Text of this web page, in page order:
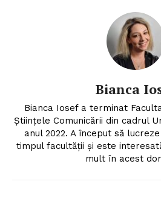
Bianca
Bianca Iosef a terminat
Științele Comunicării din cadrul
anul 2022. A început să
timpul facultății și este
mult în acest